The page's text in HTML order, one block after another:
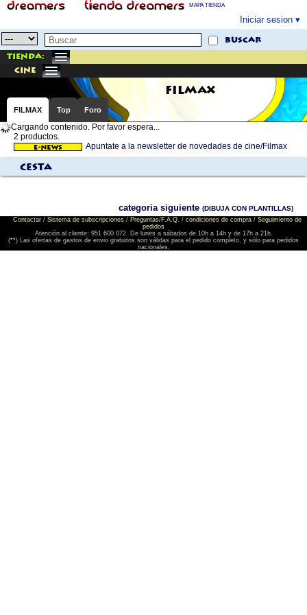
MAPA TIENDA
Iniciar sesion
buscar
Tienda:
cine
FILMAX
FILMAX Top Foro
Cargando contenido. Por favor espera...
2 productos.
Apuntate a la newsletter de novedades de cine/Filmax
Cesta
categoria siguiente (DIBUJA CON PLANTILLAS)
Contactar/ Sistema de subscripciones/ Preguntas/F.A.Q. / condiciones de compra/ Seguimiento de
pedidos
Atención al cliente: 951 600 072. De lunes a sábados de 10h a 14h y de 17h a 21h.
(**) Las ofertas de gastos de envio gratuitos son válidas para el pedido completo, y sólo para pedidos
nacionales.